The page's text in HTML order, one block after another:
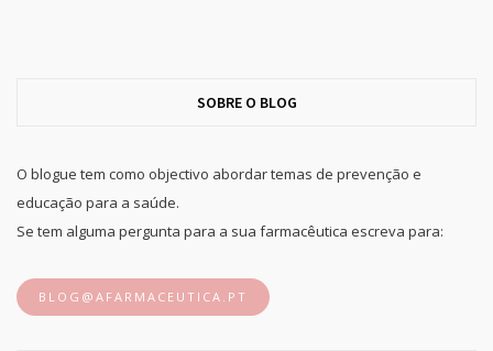
SOBRE O BLOG
O blogue tem como objectivo abordar temas de prevenção e
educação para a saúde.
Se tem alguma pergunta para a sua farmacêutica escreva para:
BLOG@AFARMACEUTICA.PT